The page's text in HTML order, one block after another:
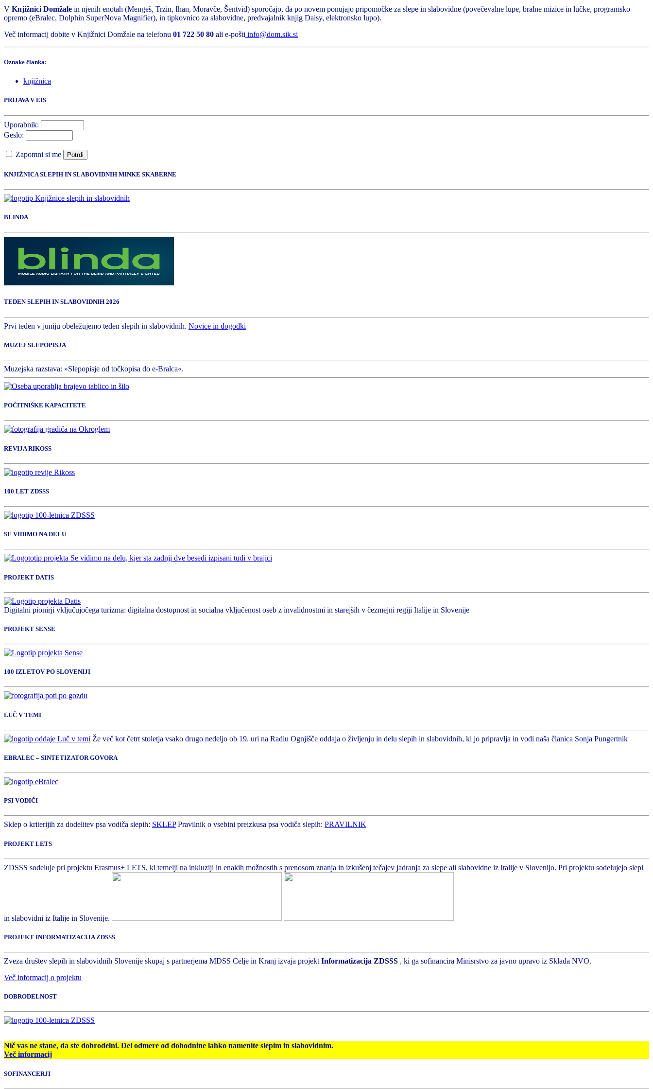
V Knjižnici Domžale in njenih enotah (Mengeš, Trzin, Ihan, Moravče, Šentvid) sporočajo, da po novem ponujajo pripomočke za slepe in slabovidne (povečevalne lupe, bralne mizice in lučke, programsko
opremo (eBralec, Dolphin SuperNova Magnifier), in tipkovnico za slabovidne, predvajalnik knjig Daisy, elektronsko lupo).
Več informacij dobite v Knjižnici Domžale na telefonu 01 722 50 80 ali e-pošti info@dom.sik.si
Oznake članka:
knjižnica
PRIJAVA V EIS
Uporabnik:
Geslo:
Zapomni si me Potrdi
KNJIŽNICA SLEPIH IN SLABOVIDNIH MINKE SKABERNE
BLINDA
TEDEN SLEPIH IN SLABOVIDNIH 2026
Prvi teden v juniju obeležujemo teden slepih in slabovidnih. Novice in dogodki
MUZEJ SLEPOPISJA
Muzejska razstava: »Slepopisje od točkopisa do e-Bralca«.
POČITNIŠKE KAPACITETE
REVIJA RIKOSS
100 LET ZDSSS
SE VIDIMO NA DELU
PROJEKT DATIS
Digitalni pionirji vključujočega turizma: digitalna dostopnost in socialna vključenost oseb z invalidnostmi in starejših v čezmejni regiji Italije in Slovenije
PROJEKT SENSE
100 IZLETOV PO SLOVENIJI
LUČ V TEMI
Že več kot četrt stoletja vsako drugo nedeljo ob 19. uri na Radiu Ognjišče oddaja o življenju in delu slepih in slabovidnih, ki jo pripravlja in vodi naša članica Sonja Pungertnik
EBRALEC – SINTETIZATOR GOVORA
PSI VODIČI
Sklep o kriterijih za dodelitev psa vodiča slepih: SKLEPPravilnik o vsebini preizkusa psa vodiča slepih: PRAVILNIK
PROJEKT LETS
ZDSSS sodeluje pri projektu Erasmus+ LETS, ki temelji na inkluziji in enakih možnostih s prenosom znanja in izkušenj tečajev jadranja za slepe ali slabovidne iz Italije v Slovenijo. Pri projektu sodelujejo slepi
in slabovidni iz Italije in Slovenije.
PROJEKT INFORMATIZACIJA ZDSSS
Zveza društev slepih in slabovidnih Slovenije skupaj s partnerjema MDSS Celje in Kranj izvaja projekt Informatizacija ZDSSS , ki ga sofinancira Minisrstvo za javno upravo iz Sklada NVO.
Več informacij o projektu
DOBRODELNOST
Nič vas ne stane, da ste dobrodelni. Del odmere od dohodnine lahko namenite slepim in slabovidnim.
Več informacij
SOFINANCERJI